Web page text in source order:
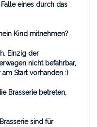
eines durch das
Kind mitnehmen?
Einzig der
nicht befahrbar,
Start vorhanden :)
Brasserie betreten,
sind für